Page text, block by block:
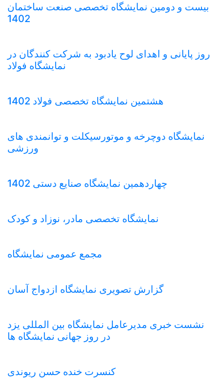
بیست و دومین نمایشگاه تخصصی صنعت ساختمان
1402
روز پایانی و اهدای لوح یادبود به شرکت کنندگان در
نمایشگاه فولاد
هشتمین نمایشگاه تخصصی فولاد 1402
نمایشگاه دوچرخه و موتورسیکلت و توانمندی های
ورزشی
چهاردهمین نمایشگاه صنایع دستی 1402
نمایشگاه تخصصی مادر، نوزاد و کودک
مجمع عمومی نمایشگاه
گزارش تصویری نمایشگاه ازدواج آسان
نشست خبری مدیرعامل نمایشگاه بین المللی یزد
در روز جهانی نمایشگاه ها
کنسرت خنده حسن ریوندی